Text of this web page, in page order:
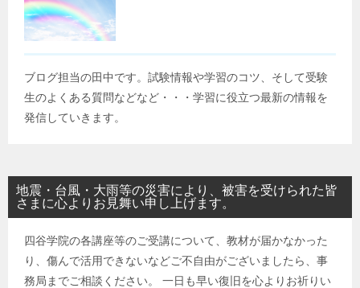
ブログ担当の田中です。試験情報や学習のコツ、そして受験
生のよくある質問などなど・・・学習に役立つ最新の情報を
発信していきます。
地震・台風・大雨等の災害により、被害を受けられた皆
さまに心よりお見舞い申し上げます。
四谷学院の各講座等のご受講について、教材が届かなかった
り、傷んで活用できないなどご不自由がございましたら、事
務局までご相談ください。 一日も早い復旧を心よりお祈りい